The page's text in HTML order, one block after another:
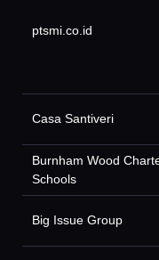
ptsmi.co.id
Casa Santiveri
Burnham Wood
Schools
Big Issue Group